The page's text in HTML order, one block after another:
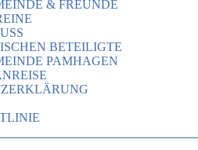
& FREUNDE
BETEILIGTE
PAMHAGEN